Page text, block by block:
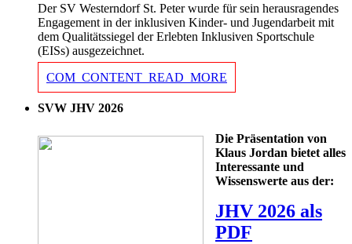
Der SV Westerndorf St. Peter wurde für sein herausragendes
Engagement in der inklusiven Kinder- und Jugendarbeit mit
dem Qualitätssiegel der Erlebten Inklusiven Sportschule
(EISs) ausgezeichnet.
COM_CONTENT_READ_MORE
SVW JHV 2026
Die Präsentation von
Klaus Jordan bietet alles
Interessante und
Wissenswerte aus der:
JHV 2026 als
PDF